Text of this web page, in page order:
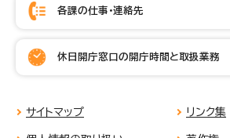
各課の仕事・連絡先
休日開庁窓口の開庁時間と取扱業務
サイトマップ リンク集